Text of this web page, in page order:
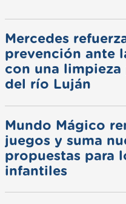
Mercedes
prevención ante
con una limpieza
del río Luján
Mundo Mágico
juegos y suma
propuestas para
infantiles